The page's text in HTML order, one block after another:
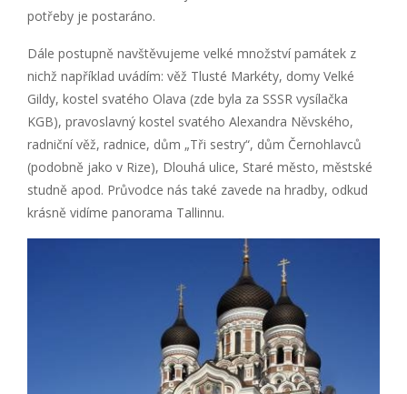
potřeby je postaráno.
Dále postupně navštěvujeme velké množství památek z
nichž například uvádím: věž Tlusté Markéty, domy Velké
Gildy, kostel svatého Olava (zde byla za SSSR vysílačka
KGB), pravoslavný kostel svatého Alexandra Něvského,
radniční věž, radnice, dům „Tři sestry“, dům Černohlavců
(podobně jako v Rize), Dlouhá ulice, Staré město, městské
studně apod. Průvodce nás také zavede na hradby, odkud
krásně vidíme panorama Tallinnu.